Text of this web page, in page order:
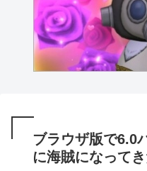
ブラウザ版で6.0
に海賊になって